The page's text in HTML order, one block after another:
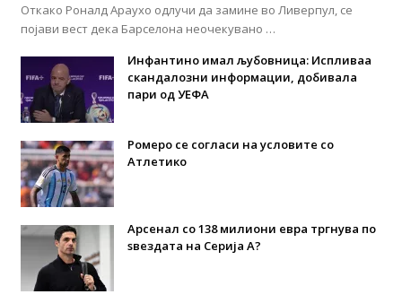
Откако Роналд Араухо одлучи да замине во Ливерпул, се
појави вест дека Барселона неочекувано …
Инфантино имал љубовница: Испливаа
скандалозни информации, добивала
пари од УЕФА
Ромеро се согласи на условите со
Атлетико
Арсенал со 138 милиони евра тргнува по
ѕвездата на Серија А?